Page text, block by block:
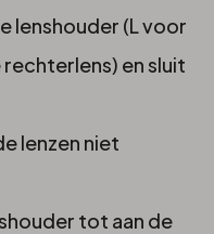
lenshouder (L voor
rechterlens) en sluit
lenzen niet
tot aan de